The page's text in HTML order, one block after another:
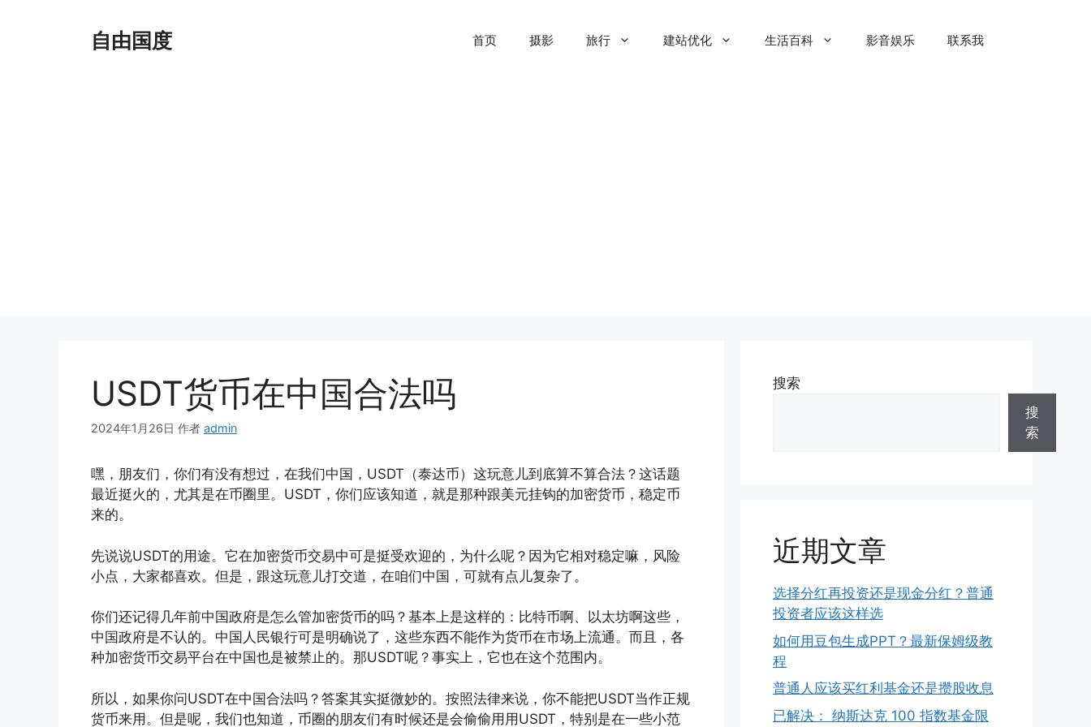
自由国度 首页 摄影 旅行 建站优化 生活百科 影音娱乐 联系我
USDT货币在中国合法吗
2024年1月26日 作者 admin
嘿，朋友们，你们有没有想过，在我们中国，USDT（泰达币）这玩意儿到底算不算合法？这话题
最近挺火的，尤其是在币圈里。USDT，你们应该知道，就是那种跟美元挂钩的加密货币，稳定币
来的。
先说说USDT的用途。它在加密货币交易中可是挺受欢迎的，为什么呢？因为它相对稳定嘛，风险
小点，大家都喜欢。但是，跟这玩意儿打交道，在咱们中国，可就有点儿复杂了。
你们还记得几年前中国政府是怎么管加密货币的吗？基本上是这样的：比特币啊、以太坊啊这些，
中国政府是不认的。中国人民银行可是明确说了，这些东西不能作为货币在市场上流通。而且，各
种加密货币交易平台在中国也是被禁止的。那USDT呢？事实上，它也在这个范围内。
所以，如果你问USDT在中国合法吗？答案其实挺微妙的。按照法律来说，你不能把USDT当作正规
货币来用。但是呢，我们也知道，币圈的朋友们有时候还是会偷偷用用USDT，特别是在一些小范
搜索
搜
索
近期文章
选择分红再投资还是现金分红？普通
投资者应该这样选
如何用豆包生成PPT？最新保姆级教
程
普通人应该买红利基金还是攒股收息
已解决： 纳斯达克 100 指数基金限